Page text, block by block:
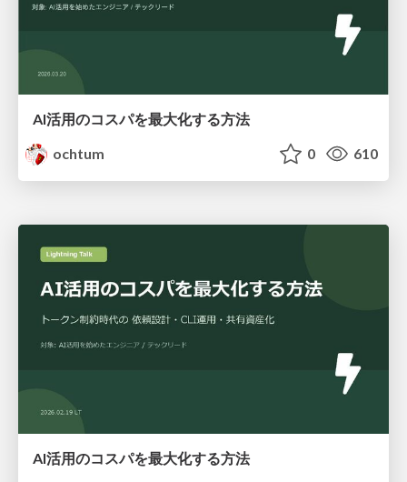
AI活用のコスパを最大化する方法
ochtum
0 610
AI活用のコスパを最大化する方法